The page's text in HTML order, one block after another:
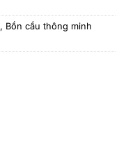
, Bồn cầu thông minh